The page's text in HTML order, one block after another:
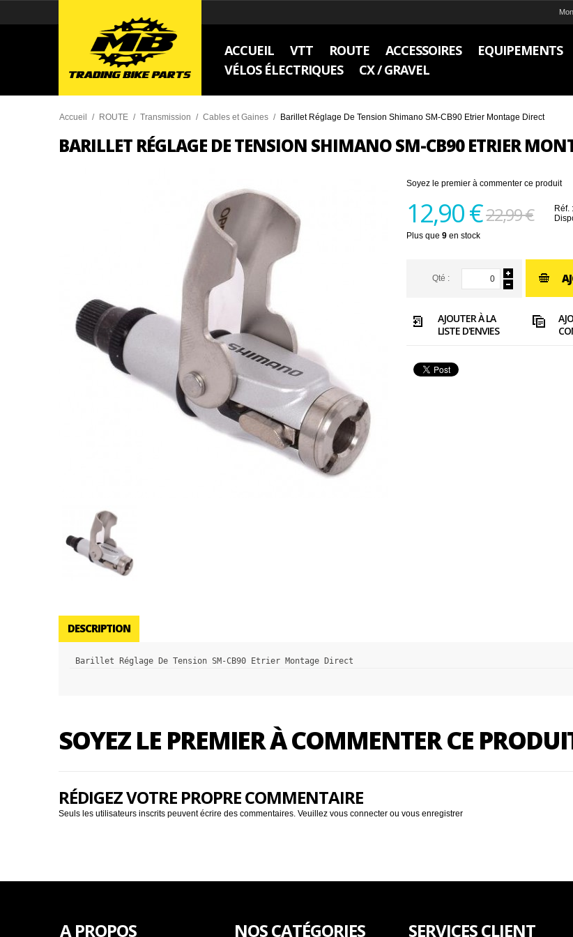
ACCUEIL VTT ROUTE ACCESSOIRES
EQUIPEMENTS
VÉLOS ÉLECTRIQUES
CX / GRAVEL
Accueil / ROUTE / Transmission / Cables et Gaines / Barillet Réglage De Tension Shimano SM-CB90 Etrier Montage Direct
BARILLET RÉGLAGE DE TENSION SHIMANO SM-CB90 ETRIER
Soyez le premier à commenter ce produit
12,90 €22,99 € Réf. :
Plus que 9 en stock
Qté :
AJOUTER À LA
LISTE D'ENVIES
DESCRIPTION
Barillet Réglage De Tension SM-CB90 Etrier Montage Direct
SOYEZ LE PREMIER À COMMENTER CE
RÉDIGEZ VOTRE PROPRE COMMENTAIRE
Seuls les utilisateurs inscrits peuvent écrire des commentaires. Veuillez vous connecter ou vous enregistrer
A PROPOS NOS CATÉGORIES SERVICES CLIENT